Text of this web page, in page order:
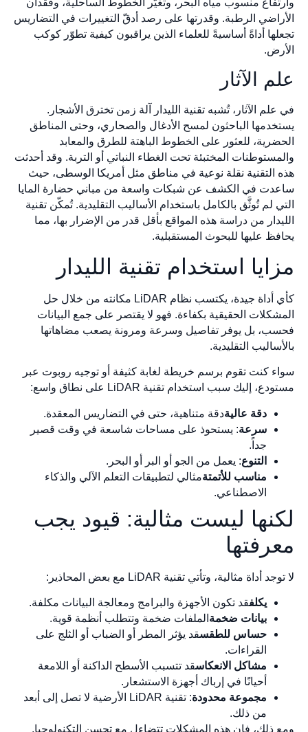
وارتفاع منسوب مياه البحر، وتغيّر الخطوط الساحلية، وفقدان
الأراضي الرطبة. وقدرتها على رصد أدقّ التغييرات في التضاريس
تجعلها أداةً أساسيةً للعلماء الذين يراقبون كيفية تطوّر كوكب
الأرض.
علم الآثار
في علم الآثار، تُشبه تقنية الليدار آلة زمن تخترق الأشجار.
يستخدمها الباحثون لمسح الأدغال والصحاري، وحتى المناطق
الحضرية، للعثور على الخطوط الباهتة للطرق والمعابد
والمستوطنات المختبئة تحت الغطاء النباتي أو التربة. وقد أحدثت
هذه التقنية نقلة نوعية في مناطق مثل أمريكا الوسطى، حيث
ساعدت في الكشف عن شبكات واسعة من مباني حضارة المايا
التي لم تُوثَّق بالكامل باستخدام الأساليب التقليدية. تُمكّن تقنية
الليدار من دراسة هذه المواقع بأقل قدر من الإضرار بها، مما
يحافظ عليها للبحوث المستقبلية.
مزايا استخدام تقنية الليدار
كأي أداة جيدة، يكتسب نظام LiDAR مكانته من خلال حل
المشكلات الحقيقية بكفاءة. فهو لا يقتصر على جمع البيانات
فحسب، بل يوفر تفاصيل وسرعة ومرونة يصعب مضاهاتها
بالأساليب التقليدية.
سواء كنت تقوم برسم خريطة لغابة كثيفة أو توجيه روبوت عبر
مستودع، إليك سبب استخدام تقنية LiDAR على نطاق واسع:
دقة عاليةدقة متناهية، حتى في التضاريس المعقدة.
سرعة: يستحوذ على مساحات شاسعة في وقت قصير
جداً.
التنوع: يعمل من الجو أو البر أو البحر.
مناسب للأتمتةمثالي لتطبيقات التعلم الآلي والذكاء
الاصطناعي.
لكنها ليست مثالية: قيود يجب
معرفتها
لا توجد أداة مثالية، وتأتي تقنية LiDAR مع بعض المحاذير:
يكلفقد تكون الأجهزة والبرامج ومعالجة البيانات مكلفة.
بيانات ضخمة الملفات ضخمة وتتطلب أنظمة قوية.
حساس للطقسقد يؤثر المطر أو الضباب أو الثلج على
القراءات.
مشاكل الانعكاسقد تتسبب الأسطح الداكنة أو اللامعة
أحيانًا في إرباك أجهزة الاستشعار.
مجموعة محدودة
: تقنية LiDAR الأرضية لا تصل إلى أبعد
من ذلك.
ومع ذلك، فإن هذه المشكلات تتضاءل مع تحسن التكنولوجيا.